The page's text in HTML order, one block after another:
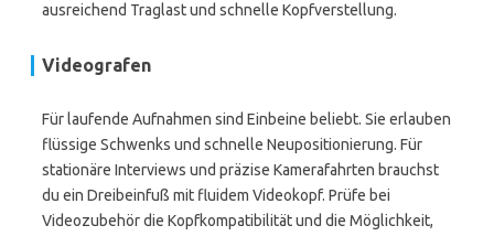
ausreichend Traglast und schnelle Kopfverstellung.
Videografen
Für laufende Aufnahmen sind Einbeine beliebt. Sie erlauben
flüssige Schwenks und schnelle Neupositionierung. Für
stationäre Interviews und präzise Kamerafahrten brauchst
du ein Dreibeinfuß mit fluidem Videokopf. Prüfe bei
Videozubehör die Kopfkompatibilität und die Möglichkeit,